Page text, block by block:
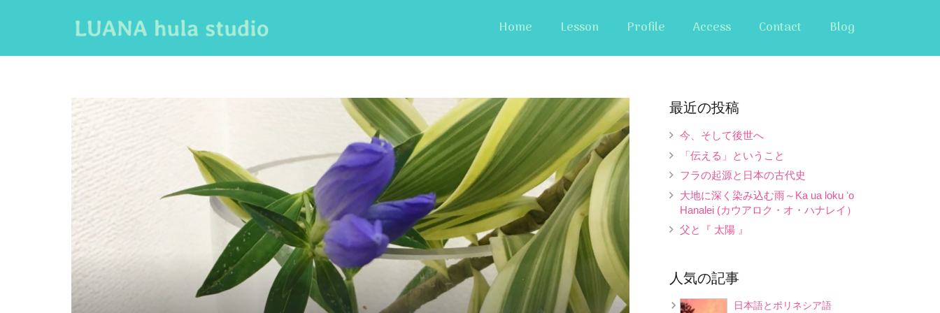
Home Lesson Profile Access Contact Blog
最近の投稿
今、そして後世へ
「伝える」ということ
フラの起源と日本の古代史
大地に深く染み込む雨～Ka ua loku ʻo
Hanalei (カウアロク・オ・ハナレイ）
父と『 太陽 』
人気の記事
日本語とポリネシア語